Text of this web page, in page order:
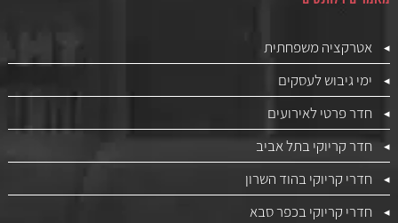
אטרקציה משפחתית
ימי גיבוש לעסקים
חדר פרטי לאירועים
חדר קריוקי בתל אביב
חדרי קריוקי בהוד השרון
חדרי קריוקי בכפר סבא